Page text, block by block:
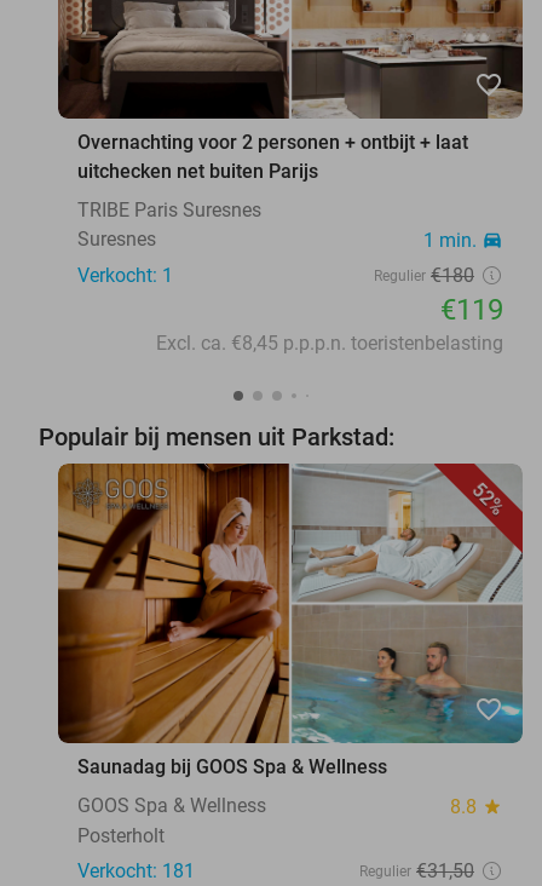
favorite_border
Overnachting voor 2 personen + ontbijt + laat
uitchecken net buiten Parijs
TRIBE Paris Suresnes
Suresnes
1 min. directions_car
Verkocht: 1 Regulier €180
€119
Excl. ca. €8,45 p.p.p.n. toeristenbelasting
Populair bij mensen uit Parkstad:
52%
favorite_border
Saunadag bij GOOS Spa & Wellness
GOOS Spa & Wellness
8.8 star
Posterholt
Verkocht: 181
Regulier €31,50